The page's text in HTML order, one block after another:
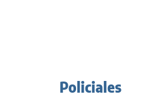
Policiales